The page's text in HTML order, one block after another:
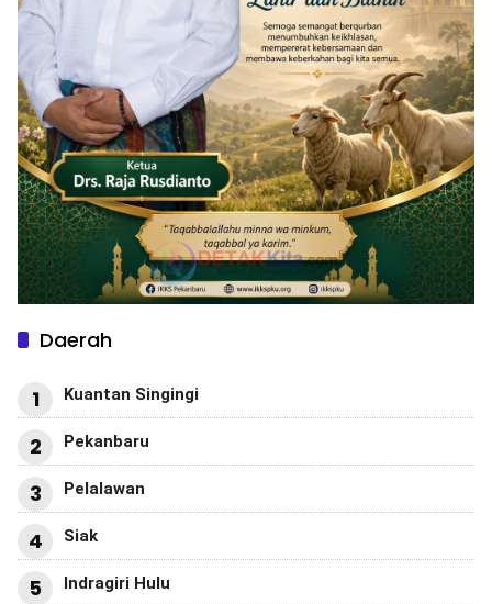
Daerah
1 Kuantan Singingi
2 Pekanbaru
3 Pelalawan
4 Siak
5 Indragiri Hulu